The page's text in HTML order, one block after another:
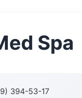
Spa
394-53-17